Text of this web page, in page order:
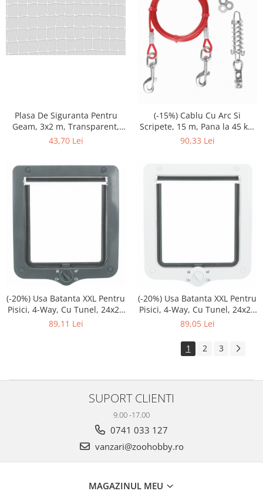
Plasa De Siguranta Pentru
Geam, 3x2 m, Transparent,
44313
43,70 Lei
(-15%) Cablu Cu Arc Si
Scripete, 15 m, Pana la 45 kg,
Rosu, 2293
90,33 Lei
(-20%) Usa Batanta XXL Pentru
Pisici, 4-Way, Cu Tunel, 24x28
cm, Gri, 44242
89,11 Lei
(-20%) Usa Batanta XXL Pentru
Pisici, 4-Way, Cu Tunel, 24x28
cm, Alb, 44241
89,05 Lei
1 2 3
SUPORT CLIENTI
9.00 -17.00
0741 033 127
vanzari@zoohobby.ro
MAGAZINUL MEU